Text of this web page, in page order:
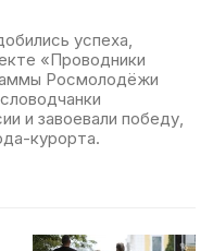
успеха,
«Проводники
Росмолодёжи
и завоевали победу,
курорта.